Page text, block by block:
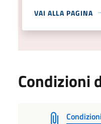
VAI ALLA PAGINA
Condizioni